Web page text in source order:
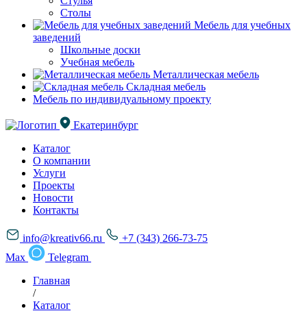
Столы
Мебель для учебных
заведений
Школьные доски
Учебная мебель
Металлическая мебель
Складная мебель
Мебель по индивидуальному проекту
Екатеринбург
Каталог
О компании
Услуги
Проекты
Новости
Контакты
info@kreativ66.ru
+7 (343) 266-73-75
Max
Telegram
Главная
/
Каталог